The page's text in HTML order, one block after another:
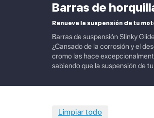
Barras de
Renueva la suspensión de tu
Barras de suspensión Slinky Glide
¿Cansado de la corrosión y el
cromo las hace
sabiendo que la suspensión de